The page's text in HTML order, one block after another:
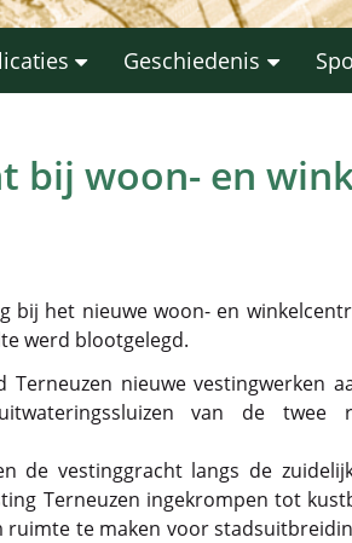
Geschiedenis
bij woon- en
het nieuwe woon- en
werd blootgelegd.
nieuwe vestingwerken
van de twee
de vestinggracht langs de
Terneuzen ingekrompen tot
te maken voor